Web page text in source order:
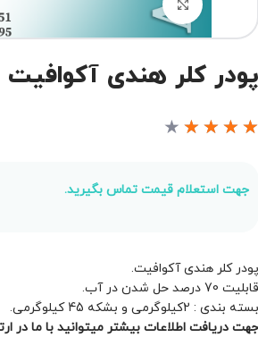
برای بزرگنمایی کلیک کنید
کلر هندی آکوافیت
★
★
★
★
جهت استعلام قیمت تماس بگیرید.
کلر هندی آکوافیت.
70 درصد حل شدن در آب.
بندی : 2کیلوگرمی و بشکه 45 کیلوگرمی.
دریافت اطلاعات بیشتر میتوانید با ما در